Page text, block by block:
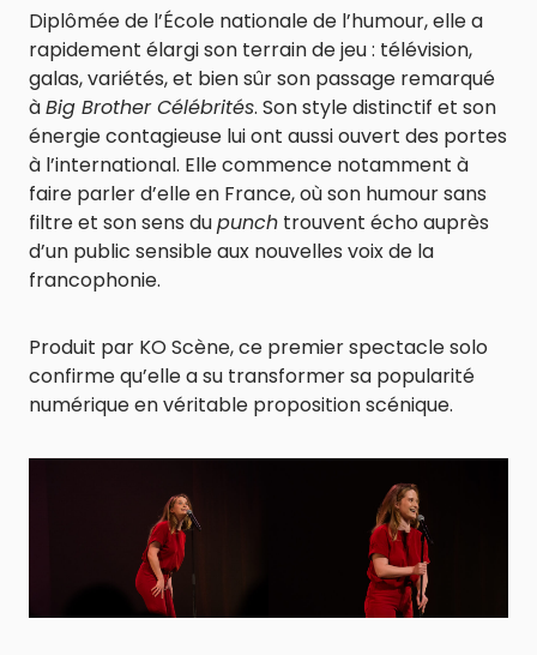
Diplômée de l’École nationale de l’humour, elle a
rapidement élargi son terrain de jeu : télévision,
galas, variétés, et bien sûr son passage remarqué
àBig Brother Célébrités. Son style distinctif et son
énergie contagieuse lui ont aussi ouvert des portes
à l’international. Elle commence notamment à
faire parler d’elle en France, où son humour sans
filtre et son sens dupunch trouvent écho auprès
d’un public sensible aux nouvelles voix de la
francophonie.
Produit par KO Scène, ce premier spectacle solo
confirme qu’elle a su transformer sa popularité
numérique en véritable proposition scénique.